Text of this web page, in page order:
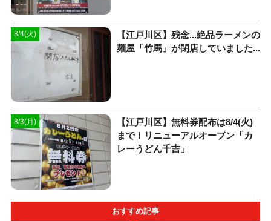
8/4(火)
【江戸川区】残念...絶品ラーメンの
麺屋「竹馬」が閉店していました...
8/3(月)
【江戸川区】無料券配布は8/4(火)
まで！リニューアルオープン「カ
レーうどん千吉」
おすすめ記事